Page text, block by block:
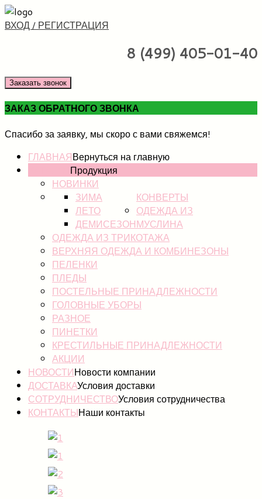
ВХОД / РЕГИСТРАЦИЯ
8 (499) 405-01-40
Заказать звонок
ЗАКАЗ ОБРАТНОГО ЗВОНКА
Спасибо за заявку, мы скоро с вами свяжемся!
ГЛАВНАЯВернуться на главную
Продукция
НОВИНКИ
КОНВЕРТЫ
ЗИМА
ЛЕТО
ДЕМИСЕЗОН
ОДЕЖДА ИЗ
МУСЛИНА
ОДЕЖДА ИЗ ТРИКОТАЖА
ВЕРХНЯЯ ОДЕЖДА И КОМБИНЕЗОНЫ
ПЕЛЕНКИ
ПЛЕДЫ
ПОСТЕЛЬНЫЕ ПРИНАДЛЕЖНОСТИ
ГОЛОВНЫЕ УБОРЫ
РАЗНОЕ
ПИНЕТКИ
КРЕСТИЛЬНЫЕ ПРИНАДЛЕЖНОСТИ
АКЦИИ
НОВОСТИНовости компании
ДОСТАВКАУсловия доставки
СОТРУДНИЧЕСТВОУсловия сотрудничества
КОНТАКТЫНаши контакты